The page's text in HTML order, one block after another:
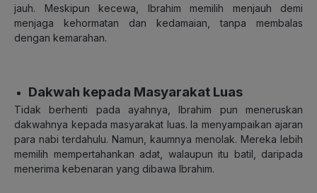
jauh. Meskipun kecewa, Ibrahim memilih menjauh demi
menjaga kehormatan dan kedamaian, tanpa membalas
dengan kemarahan.
Dakwah kepada Masyarakat Luas
Tidak berhenti pada ayahnya, Ibrahim pun meneruskan
dakwahnya kepada masyarakat luas. Ia menyampaikan ajaran
para nabi terdahulu. Namun, kaumnya menolak. Mereka lebih
memilih mempertahankan adat, walaupun itu batil, daripada
menerima kebenaran yang dibawa Ibrahim.